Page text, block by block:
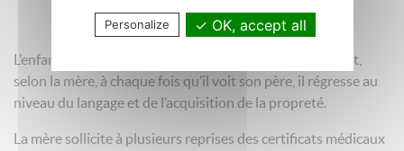
L’enfant présente d’importants problèmes de sommeil et,
selon la mère, à chaque fois qu’il voit son père, il régresse au
niveau du langage et de l’acquisition de la propreté.
La mère sollicite à plusieurs reprises des certificats médicaux
Personalize OK, accept all